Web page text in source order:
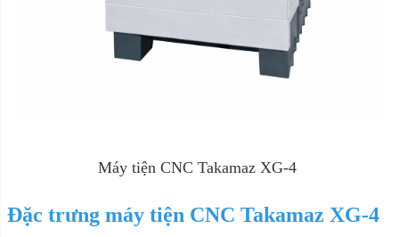
Máy tiện CNC Takamaz XG-4
Đặc trưng máy tiện CNC Takamaz XG-4